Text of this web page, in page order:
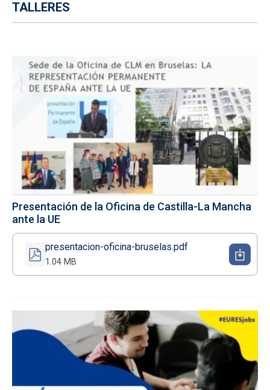
TALLERES
Presentación de la Oficina de Castilla-La Mancha
ante la UE
presentacion-oficina-bruselas.pdf
1.04 MB